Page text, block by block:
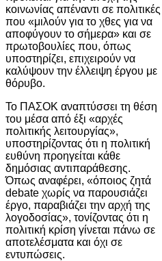
κοινωνίας απέναντι σε πολιτικές
που «μιλούν για το χθες για να
αποφύγουν το σήμερα» και σε
πρωτοβουλίες που, όπως
υποστηρίζει, επιχειρούν να
καλύψουν την έλλειψη έργου με
θόρυβο.
Το ΠΑΣΟΚ αναπτύσσει τη θέση
του μέσα από έξι «αρχές
πολιτικής λειτουργίας»,
υποστηρίζοντας ότι η πολιτική
ευθύνη προηγείται κάθε
δημόσιας αντιπαράθεσης.
Όπως αναφέρει, «όποιος ζητά
debate χωρίς να παρουσιάζει
έργο, παραβιάζει την αρχή της
λογοδοσίας», τονίζοντας ότι η
πολιτική κρίση γίνεται πάνω σε
αποτελέσματα και όχι σε
εντυπώσεις.